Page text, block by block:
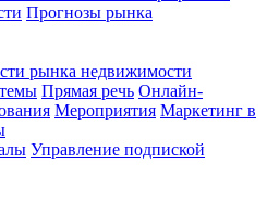
Прогнозы рынка
рынка недвижимости
Прямая речь Онлайн-
Мероприятия Маркетинг в
Управление подпиской